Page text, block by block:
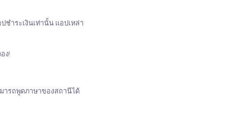
ำระเงินเท่านั้น แอปเหล่า
ง!
ารถพูดภาษาของสถานีได้